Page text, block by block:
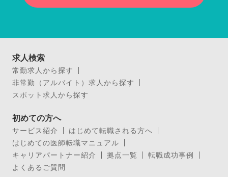
求人検索
常勤求人から探す
非常勤（アルバイト）求人から探す
スポット求人から探す
初めての方へ
サービス紹介
はじめて転職される方へ
はじめての医師転職マニュアル
キャリアパートナー紹介
拠点一覧
転職成功事例
よくあるご質問